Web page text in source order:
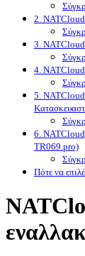
2.
3.
4.
5. NATCloud
6.
TR069.pro)
Πότε να